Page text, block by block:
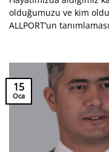
olduğumuzu ve kim
ALLPORT’un
15
Oca